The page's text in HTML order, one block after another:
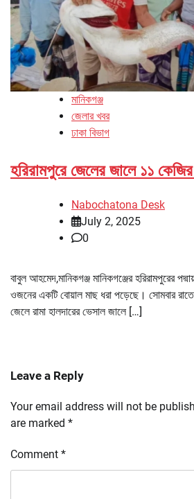
মানিকগঞ্জ
জেলার খবর
ঢাকা বিভাগ
হরিরামপুরে জেলের জালে ১১
Nabochatona Desk
July 2, 2025
0
বাবুল আহমেদ,মানিকগঞ্জ মানিকগঞ্জের হরিরামপুরের
ওজনের একটি বোয়াল মাছ ধরা পড়েছে। সোমবার
জেলে রামা হালদারের ভেসাল জালে […]
Leave a Reply
Your email address will not be
are marked *
Comment *